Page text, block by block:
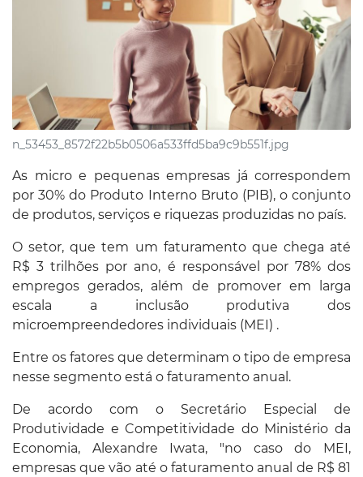
n_53453_8572f22b5b0506a533ffd5ba9c9b551f.jpg
As micro e pequenas empresas já correspondem
por 30% do Produto Interno Bruto (PIB), o conjunto
de produtos, serviços e riquezas produzidas no país.
O setor, que tem um faturamento que chega até
R$ 3 trilhões por ano, é responsável por 78% dos
empregos gerados, além de promover em larga
escala a inclusão produtiva dos
microempreendedores individuais (MEI) .
Entre os fatores que determinam o tipo de empresa
nesse segmento está o faturamento anual.
De acordo com o Secretário Especial de
Produtividade e Competitividade do Ministério da
Economia, Alexandre Iwata, "no caso do MEI,
empresas que vão até o faturamento anual de R$ 81